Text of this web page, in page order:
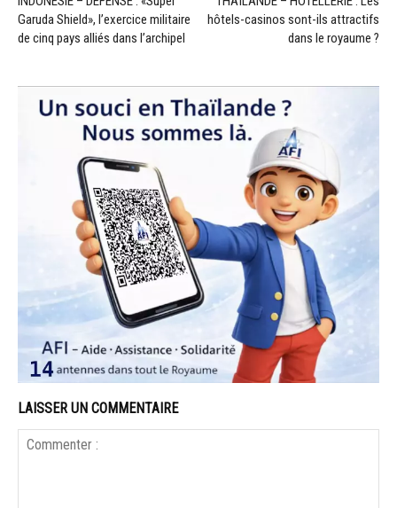
Garuda Shield», l’exercice militaire
de cinq pays alliés dans l’archipel
hôtels-casinos sont-ils attractifs
dans le royaume ?
LAISSER UN COMMENTAIRE